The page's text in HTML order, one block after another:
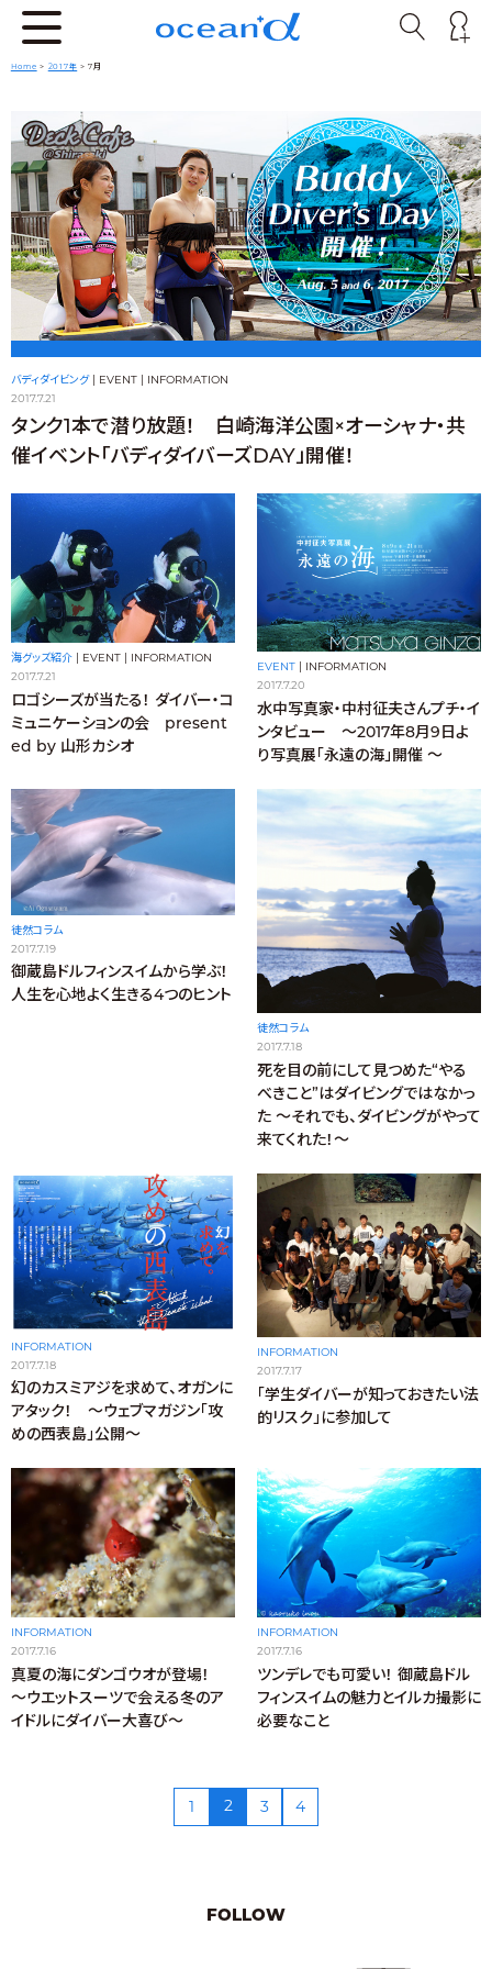
Home > 2017年 > 7月
バディダイビング| EVENT
INFORMATION
2017.7.21
タンク1本で潜り放題！ 白崎海洋公園×オーシャナ・共
催イベント「バディダイバーズDAY」開催！
海グッズ紹介 EVENT
INFORMATION
2017.7.21
ロゴシーズが当たる！ ダイバー・コ
ミュニケーションの会 present
ed by 山形カシオ
EVENT
INFORMATION
2017.7.20
水中写真家・中村征夫さんプチ・イ
ンタビュー ～2017年8月9日よ
り写真展「永遠の海」開催 ～
徒然コラム
2017.7.19
御蔵島ドルフィンスイムから学ぶ！
人生を心地よく生きる4つのヒント
徒然コラム
2017.7.18
死を目の前にして見つめた“やる
べきこと”はダイビングではなかっ
た ～それでも、ダイビングがやって
来てくれた！～
INFORMATION
2017.7.18
幻のカスミアジを求めて、オガンに
アタック！ ～ウェブマガジン「攻
めの西表島」公開～
INFORMATION
2017.7.17
「学生ダイバーが知っておきたい法
的リスク」に参加して
INFORMATION
2017.7.16
真夏の海にダンゴウオが登場！
～ウエットスーツで会える冬のア
イドルにダイバー大喜び～
INFORMATION
2017.7.16
ツンデレでも可愛い！ 御蔵島ドル
フィンスイムの魅力とイルカ撮影に
必要なこと
1 2 3 4
FOLLOW